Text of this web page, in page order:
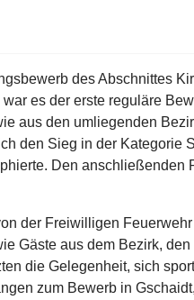
des Abschnittes
es der erste reguläre
aus den umliegenden
den Sieg in der Kategorie
Den anschließenden
der Freiwilligen
Gäste aus dem Bezirk,
die Gelegenheit, sich
zum Bewerb in